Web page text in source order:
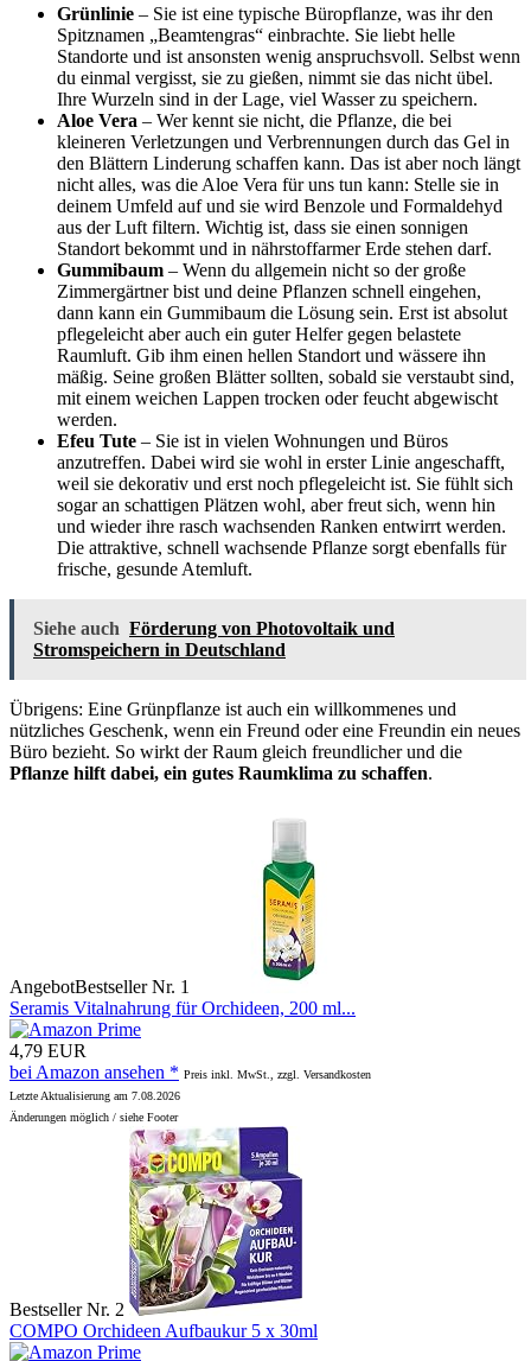
Grünlinie – Sie ist eine typische Büropflanze, was ihr den
Spitznamen „Beamtengras“ einbrachte. Sie liebt helle
Standorte und ist ansonsten wenig anspruchsvoll. Selbst wenn
du einmal vergisst, sie zu gießen, nimmt sie das nicht übel.
Ihre Wurzeln sind in der Lage, viel Wasser zu speichern.
Aloe Vera – Wer kennt sie nicht, die Pflanze, die bei
kleineren Verletzungen und Verbrennungen durch das Gel in
den Blättern Linderung schaffen kann. Das ist aber noch längt
nicht alles, was die Aloe Vera für uns tun kann: Stelle sie in
deinem Umfeld auf und sie wird Benzole und Formaldehyd
aus der Luft filtern. Wichtig ist, dass sie einen sonnigen
Standort bekommt und in nährstoffarmer Erde stehen darf.
Gummibaum – Wenn du allgemein nicht so der große
Zimmergärtner bist und deine Pflanzen schnell eingehen,
dann kann ein Gummibaum die Lösung sein. Erst ist absolut
pflegeleicht aber auch ein guter Helfer gegen belastete
Raumluft. Gib ihm einen hellen Standort und wässere ihn
mäßig. Seine großen Blätter sollten, sobald sie verstaubt sind,
mit einem weichen Lappen trocken oder feucht abgewischt
werden.
Efeu Tute – Sie ist in vielen Wohnungen und Büros
anzutreffen. Dabei wird sie wohl in erster Linie angeschafft,
weil sie dekorativ und erst noch pflegeleicht ist. Sie fühlt sich
sogar an schattigen Plätzen wohl, aber freut sich, wenn hin
und wieder ihre rasch wachsenden Ranken entwirrt werden.
Die attraktive, schnell wachsende Pflanze sorgt ebenfalls für
frische, gesunde Atemluft.
Siehe auch Förderung von Photovoltaik und
Stromspeichern in Deutschland
Übrigens: Eine Grünpflanze ist auch ein willkommenes und
nützliches Geschenk, wenn ein Freund oder eine Freundin ein neues
Büro bezieht. So wirkt der Raum gleich freundlicher und die
Pflanze hilft dabei, ein gutes Raumklima zu schaffen.
AngebotBestseller Nr. 1
Seramis Vitalnahrung für Orchideen, 200 ml...
4,79 EUR
bei Amazon ansehen * Preis inkl. MwSt., zzgl. Versandkosten
Letzte Aktualisierung am 7.08.2026
Änderungen möglich / siehe Footer
Bestseller Nr. 2
COMPO Orchideen Aufbaukur 5 x 30ml